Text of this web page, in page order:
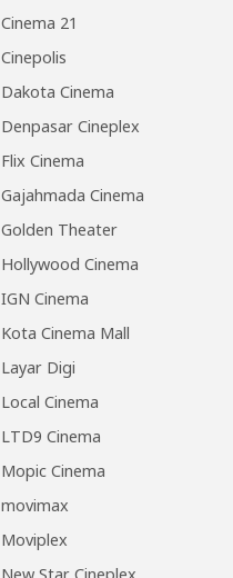
Cinema 21
Cinepolis
Dakota Cinema
Denpasar Cineplex
Flix Cinema
Gajahmada Cinema
Golden Theater
Hollywood Cinema
IGN Cinema
Kota Cinema Mall
Layar Digi
Local Cinema
LTD9 Cinema
Mopic Cinema
movimax
Moviplex
New Star Cineplex